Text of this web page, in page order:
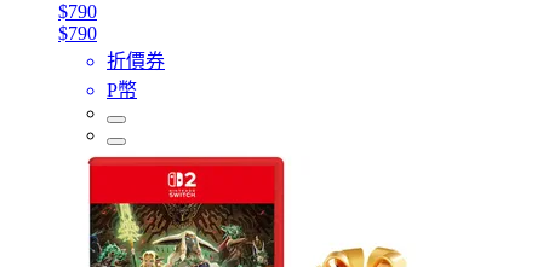
$790
$790
折價券
P幣